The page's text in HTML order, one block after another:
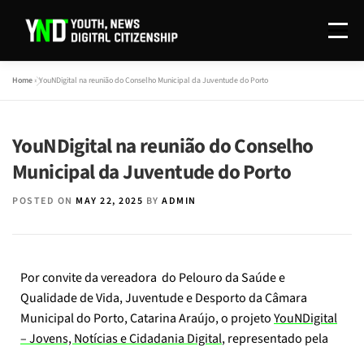
O PROJETO
DISSEMINAÇÃO CONTACTOS EN
Home »YouNDigital na reunião do Conselho Municipal da Juventude do Porto
YouNDigital na reunião do Conselho
Municipal da Juventude do Porto
POSTED ON MAY 22, 2025 BY ADMIN
Por convite da vereadora do Pelouro da Saúde e
Qualidade de Vida, Juventude e Desporto da Câmara
Municipal do Porto, Catarina Araújo, o projetoYouNDigital
– Jovens, Notícias e Cidadania Digital, representado pela